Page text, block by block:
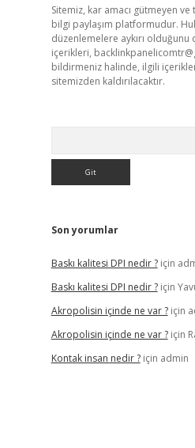
Sitemiz, kar amacı gütmeyen
bilgi paylaşım platformudur.
düzenlemelere aykırı olduğunu
içerikleri,
bildirmeniz halinde, ilgili
sitemizden kaldırılacaktır.
Son yorumlar
Baskı kalitesi DPI nedir ?için
Baskı kalitesi DPI nedir ?için
Akropolisin içinde ne var ?için
Akropolisin içinde ne var ?için
Kontak insan nedir ?için admin